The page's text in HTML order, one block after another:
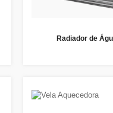
Radiador de